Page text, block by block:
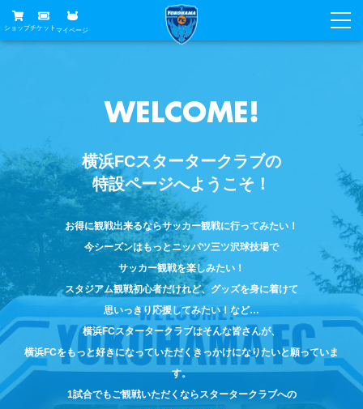
ショップチケット マイページ
トップチーム
クラブ
メディア
アカデミー
順位表
チケットガイド
席種・価格表
チケット購入方法
販売スケジュール
Buy Ticket Here
チーム
選手・スタッフ
スケジュール
練習見学について
観戦ガイド
横浜FC観戦ガイド
試合会場アクセス
観戦ルール・マナー
クラブ
フリ丸のページ
ヒストリー
サステナビリティ
横浜FC公式オンラインショップ
クラブメンバー
アカデミー
育成ビジョン
パートナー
スタータークラブ入会はこちら
WELCOME!
横浜FCスタータークラブの
特設ページへようこそ！
お得に観戦出来るならサッカー観戦に行ってみたい！
今シーズンはもっとニッパツ三ツ沢球技場で
サッカー観戦を楽しみたい！
スタジアム観戦初心者だけれど、グッズを身に着けて
思いっきり応援してみたい！など…
横浜FCスタータークラブはそんな皆さんが、
横浜FCをもっと好きになっていただくきっかけになりたいと願っていま
す。
1試合でもご観戦いただくならスタータークラブへの